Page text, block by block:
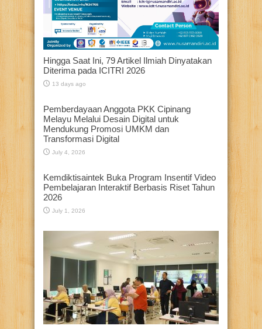
Hingga Saat Ini, 79 Artikel Ilmiah Dinyatakan
Diterima pada ICITRI 2026
13 days ago
Pemberdayaan Anggota PKK Cipinang
Melayu Melalui Desain Digital untuk
Mendukung Promosi UMKM dan
Transformasi Digital
July 4, 2026
Kemdiktisaintek Buka Program Insentif Video
Pembelajaran Interaktif Berbasis Riset Tahun
2026
July 1, 2026